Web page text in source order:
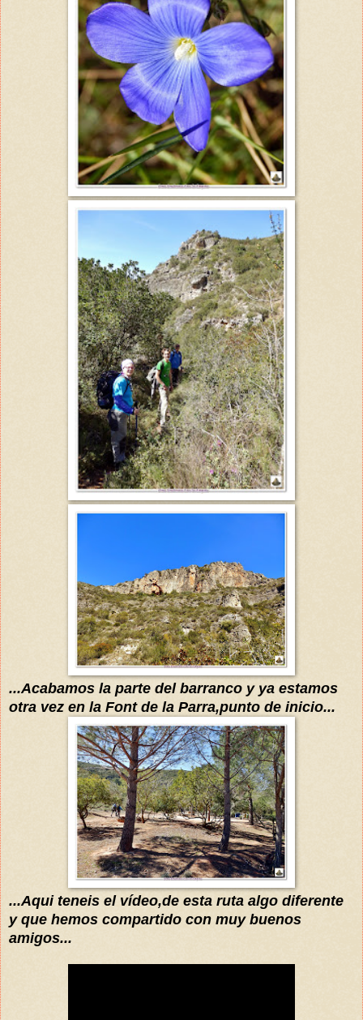
...Acabamos la parte del barranco y ya estamos
otra vez en la Font de la Parra,punto de inicio...
...Aqui teneis el vídeo,de esta ruta algo diferente
y que hemos compartido con muy buenos
amigos...